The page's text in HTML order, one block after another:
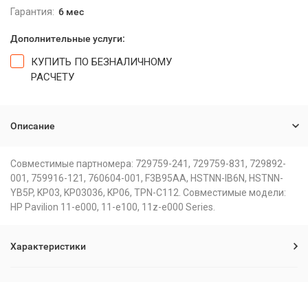
Гарантия: 6 мес
Дополнительные услуги:
КУПИТЬ ПО БЕЗНАЛИЧНОМУ
РАСЧЕТУ
Описание
Совместимые партномера: 729759-241, 729759-831, 729892-
001, 759916-121, 760604-001, F3B95AA, HSTNN-IB6N, HSTNN-
YB5P, KP03, KP03036, KP06, TPN-C112. Совместимые модели:
HP Pavilion 11-e000, 11-e100, 11z-e000 Series.
Характеристики